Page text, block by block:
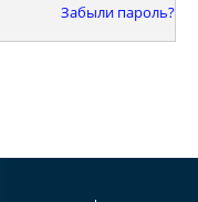
Забыли пароль?